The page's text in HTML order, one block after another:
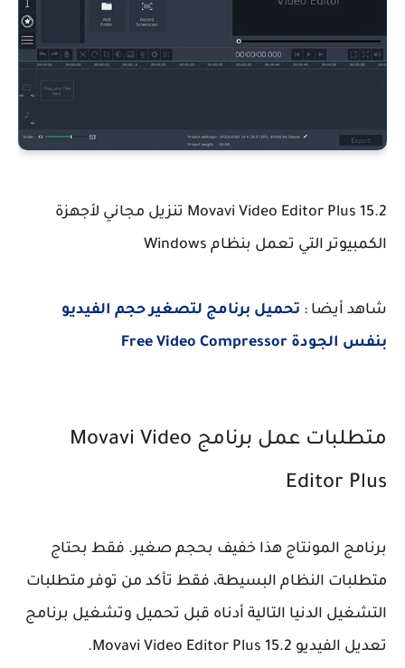
Movavi Video Editor Plus 15.2 تنزيل مجاني لأجهزة
الكمبيوتر التي تعمل بنظام Windows
شاهد أيضا : تحميل برنامج لتصغير حجم الفيديو
بنفس الجودة Free Video Compressor
متطلبات عمل برنامج Movavi Video
Editor Plus
برنامج المونتاج هذا خفيف بحجم صغير. فقط بحتاج
متطلبات النظام البسيطة، فقط تأكد من توفر متطلبات
التشغيل الدنيا التالية أدناه قبل تحميل وتشغيل برنامج
تعديل الفيديو Movavi Video Editor Plus 15.2.